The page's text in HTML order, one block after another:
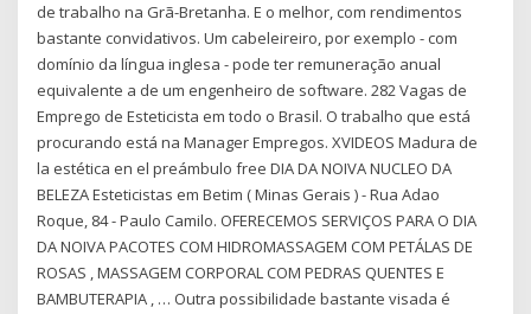
de trabalho na Grã-Bretanha. E o melhor, com rendimentos
bastante convidativos. Um cabeleireiro, por exemplo - com
domínio da língua inglesa - pode ter remuneração anual
equivalente a de um engenheiro de software. 282 Vagas de
Emprego de Esteticista em todo o Brasil. O trabalho que está
procurando está na Manager Empregos. XVIDEOS Madura de
la estética en el preámbulo free DIA DA NOIVA NUCLEO DA
BELEZA Esteticistas em Betim ( Minas Gerais ) - Rua Adao
Roque, 84 - Paulo Camilo. OFERECEMOS SERVIÇOS PARA O DIA
DA NOIVA PACOTES COM HIDROMASSAGEM COM PETÁLAS DE
ROSAS , MASSAGEM CORPORAL COM PEDRAS QUENTES E
BAMBUTERAPIA , … Outra possibilidade bastante visada é